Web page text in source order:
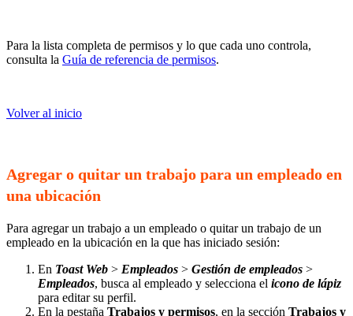
Para la lista completa de permisos y lo que cada uno controla,
consulta la Guía de referencia de permisos.
Volver al inicio
Agregar o quitar un trabajo para un empleado en
una ubicación
Para agregar un trabajo a un empleado o quitar un trabajo de un
empleado en la ubicación en la que has iniciado sesión:
En Toast Web > Empleados > Gestión de empleados >
Empleados, busca al empleado y selecciona el icono de lápiz
para editar su perfil.
En la pestaña Trabajos y permisos, en la sección Trabajos y